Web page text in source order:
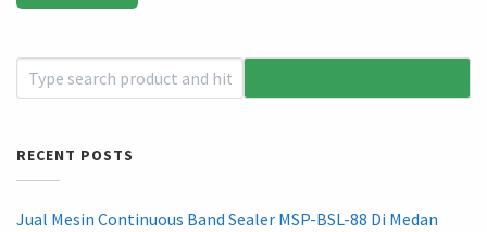
RECENT POSTS
Jual Mesin Continuous Band Sealer MSP-BSL-88 Di Medan